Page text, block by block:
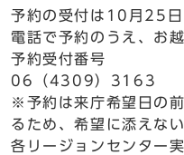
予約の受付は10月25日
電話で予約のうえ、お
予約受付番号
06（4309）3163
※予約は来庁希望日の
るため、希望に添えな
各リージョンセンター